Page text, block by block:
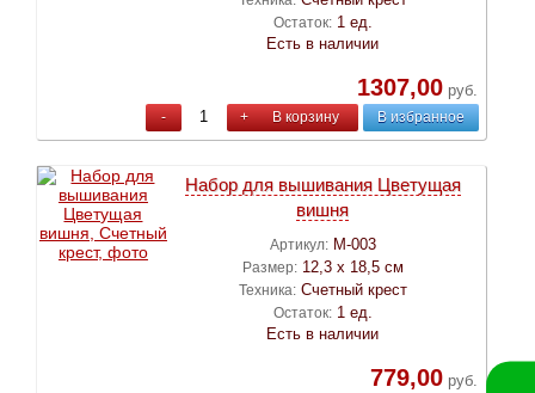
Остаток: 1 ед.
Есть в наличии
1307,00руб.
- + В корзину В избранное
Набор для вышивания Цветущая
вишня
Артикул: М-003
Размер: 12,3 х 18,5 см
Техника: Счетный крест
Остаток: 1 ед.
Есть в наличии
779,00руб.